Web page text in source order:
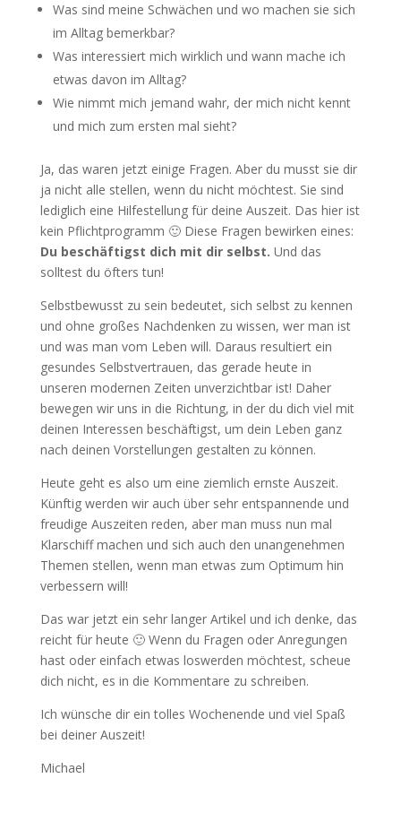
Was sind meine Schwächen und wo machen sie sich
im Alltag bemerkbar?
Was interessiert mich wirklich und wann mache ich
etwas davon im Alltag?
Wie nimmt mich jemand wahr, der mich nicht kennt
und mich zum ersten mal sieht?
Ja, das waren jetzt einige Fragen. Aber du musst sie dir
ja nicht alle stellen, wenn du nicht möchtest. Sie sind
lediglich eine Hilfestellung für deine Auszeit. Das hier ist
kein Pflichtprogramm 🙂 Diese Fragen bewirken eines:
Du beschäftigst dich mit dir selbst. Und das
solltest du öfters tun!
Selbstbewusst zu sein bedeutet, sich selbst zu kennen
und ohne großes Nachdenken zu wissen, wer man ist
und was man vom Leben will. Daraus resultiert ein
gesundes Selbstvertrauen, das gerade heute in
unseren modernen Zeiten unverzichtbar ist! Daher
bewegen wir uns in die Richtung, in der du dich viel mit
deinen Interessen beschäftigst, um dein Leben ganz
nach deinen Vorstellungen gestalten zu können.
Heute geht es also um eine ziemlich ernste Auszeit.
Künftig werden wir auch über sehr entspannende und
freudige Auszeiten reden, aber man muss nun mal
Klarschiff machen und sich auch den unangenehmen
Themen stellen, wenn man etwas zum Optimum hin
verbessern will!
Das war jetzt ein sehr langer Artikel und ich denke, das
reicht für heute 🙂 Wenn du Fragen oder Anregungen
hast oder einfach etwas loswerden möchtest, scheue
dich nicht, es in die Kommentare zu schreiben.
Ich wünsche dir ein tolles Wochenende und viel Spaß
bei deiner Auszeit!
Michael